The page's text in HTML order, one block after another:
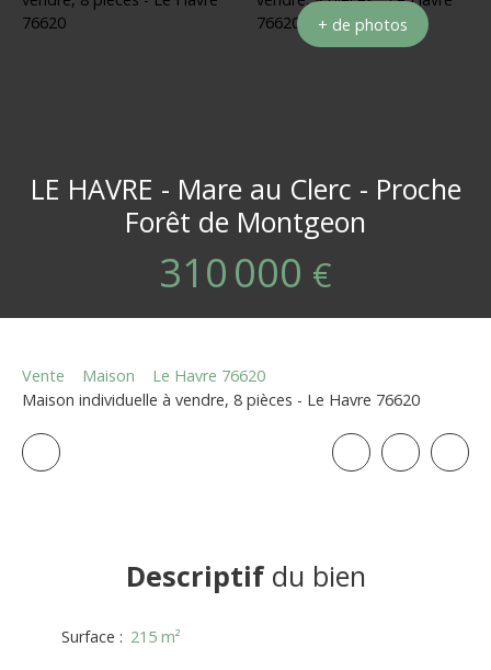
+ de photos
LE HAVRE - Mare au Clerc - Proche
Forêt de Montgeon
310 000 €
Vente Maison
Le Havre 76620
Maison individuelle à vendre, 8 pièces - Le Havre 76620
Descriptifdu bien
Surface : 215 m²